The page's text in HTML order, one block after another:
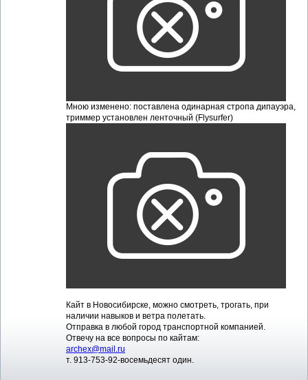
Мною изменено: поставлена одинарная стропа дипауэра,
триммер установлен ленточный (Flysurfer)
Кайт в Новосибирске, можно смотреть, трогать, при
наличии навыков и ветра полетать.
Отправка в любой город транспортной компанией.
Отвечу на все вопросы по кайтам:
archex@mail.ru
т. 913-753-92-восемьдесят один.